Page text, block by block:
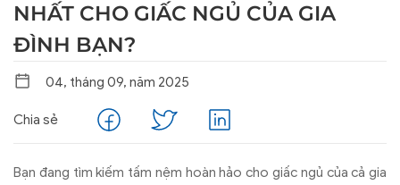
NHẤT CHO GIẤC NGỦ CỦA GIA
ĐÌNH BẠN?
04, tháng 09, năm 2025
Chia sẻ
Bạn đang tìm kiếm tấm nệm hoàn hảo cho giấc ngủ của cả gia